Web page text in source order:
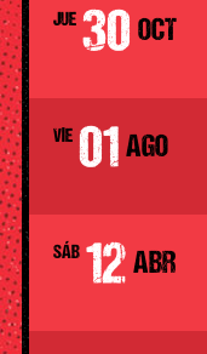
JUE 30 OCT
VIE 01 AGO
SÁB 12 ABR